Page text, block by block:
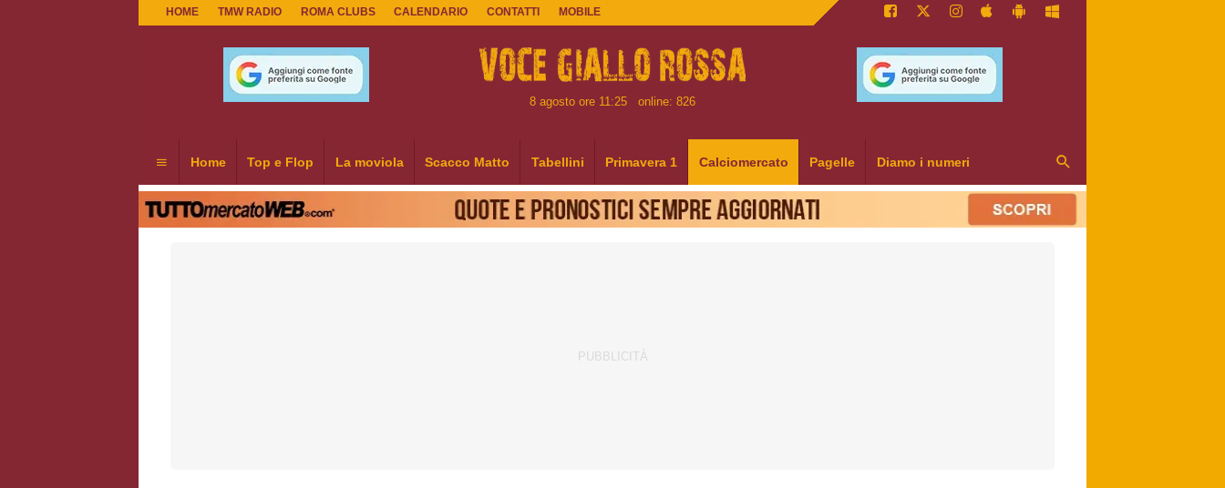
HOME TMW RADIO ROMA CLUBS CALENDARIO CONTATTI MOBILE
8 agosto ore 11:25 online: 826
Home Top e Flop La moviola Scacco Matto Tabellini Primavera 1 Calciomercato Pagelle Diamo i numeri